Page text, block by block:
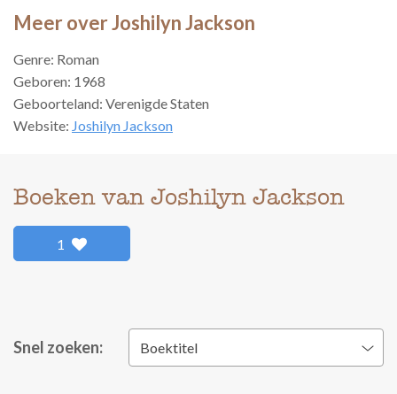
Meer over Joshilyn Jackson
Genre: Roman
Geboren: 1968
Geboorteland: Verenigde Staten
Website: Joshilyn Jackson
Boeken van Joshilyn Jackson
1
Snel zoeken: Boektitel